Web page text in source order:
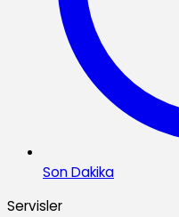
Son Dakika
Servisler